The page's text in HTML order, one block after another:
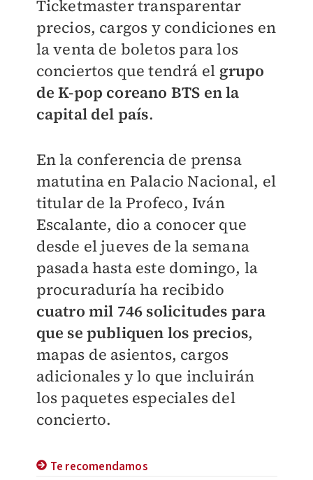
Ticketmaster transparentar
precios, cargos y condiciones en
la venta de boletos para los
conciertos que tendrá el grupo
de K-pop coreano BTS en la
capital del país.
En la conferencia de prensa
matutina en Palacio Nacional, el
titular de la Profeco, Iván
Escalante, dio a conocer que
desde el jueves de la semana
pasada hasta este domingo, la
procuraduría ha recibido
cuatro mil 746 solicitudes para
que se publiquen los precios,
mapas de asientos, cargos
adicionales y lo que incluirán
los paquetes especiales del
concierto.
Te recomendamos